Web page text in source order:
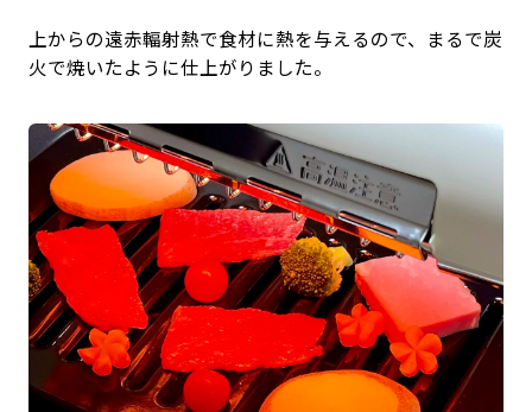
上からの遠赤輻射熱で食材に熱を与えるので、まるで炭
火で焼いたように仕上がりました。